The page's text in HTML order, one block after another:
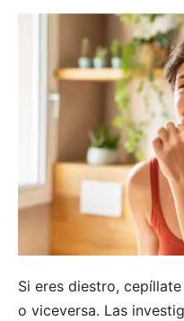
Si eres diestro,
o viceversa. Las